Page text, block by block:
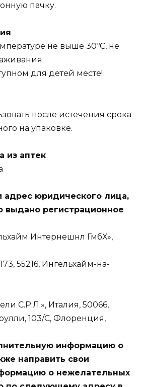
пачку.
не выше 30ºС, не
для детей месте!
после истечения срока
на упаковке.
из аптек
адрес юридического лица,
выдано регистрационное
Интернешнл ГмбХ»,
55216, Ингельхайм-на-
С.Р.Л.», Италия, 50066,
103/С, Флоренция,
информацию о
направить свои
о нежелательных